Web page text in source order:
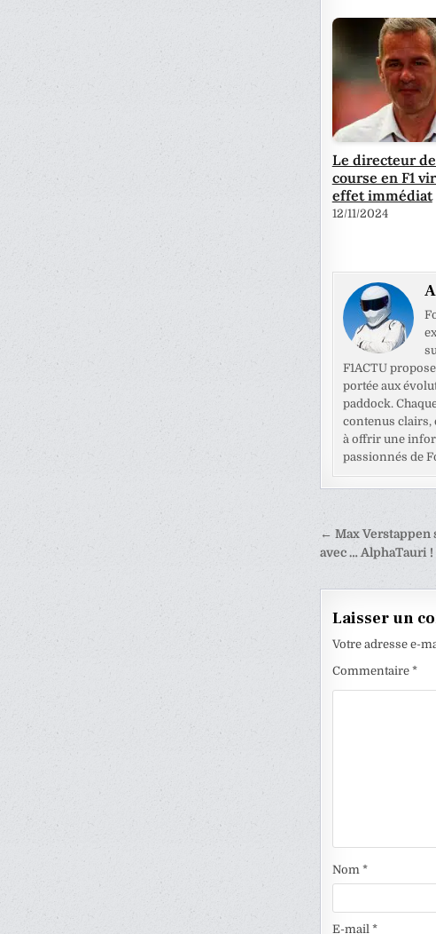
Le directeur
course en F1
effet immédiat
12/11/2024
F1ACTU
portée aux
paddock.
contenus clairs,
à offrir une
passionnés de
de
l’article
← Max Verstappen
avec … AlphaTauri !
Laisser un
Votre adresse e-
Commentaire *
Nom *
E-mail *